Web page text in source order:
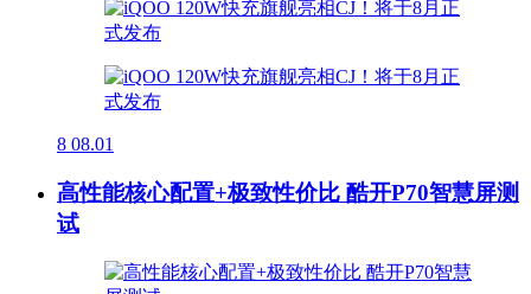
8 08.01
高性能核心配置+极致性价比 酷开P70智慧屏测
试